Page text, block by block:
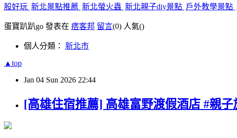
股好玩 新北景點推薦 新北螢火蟲 新北親子diy景點 戶外教學景點
蛋寶趴趴go 發表在 痞客邦 留言(0) 人氣()
個人分類： 新北市
▲top
Jan 04 Sun 2026 22:44
[高雄住宿推薦] 高雄富野渡假酒店 #親子